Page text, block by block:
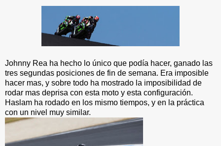
Johnny Rea ha hecho lo único que podía hacer, ganado las
tres segundas posiciones de fin de semana. Era imposible
hacer mas, y sobre todo ha mostrado la imposibilidad de
rodar mas deprisa con esta moto y esta configuración.
Haslam ha rodado en los mismo tiempos, y en la práctica
con un nivel muy similar.